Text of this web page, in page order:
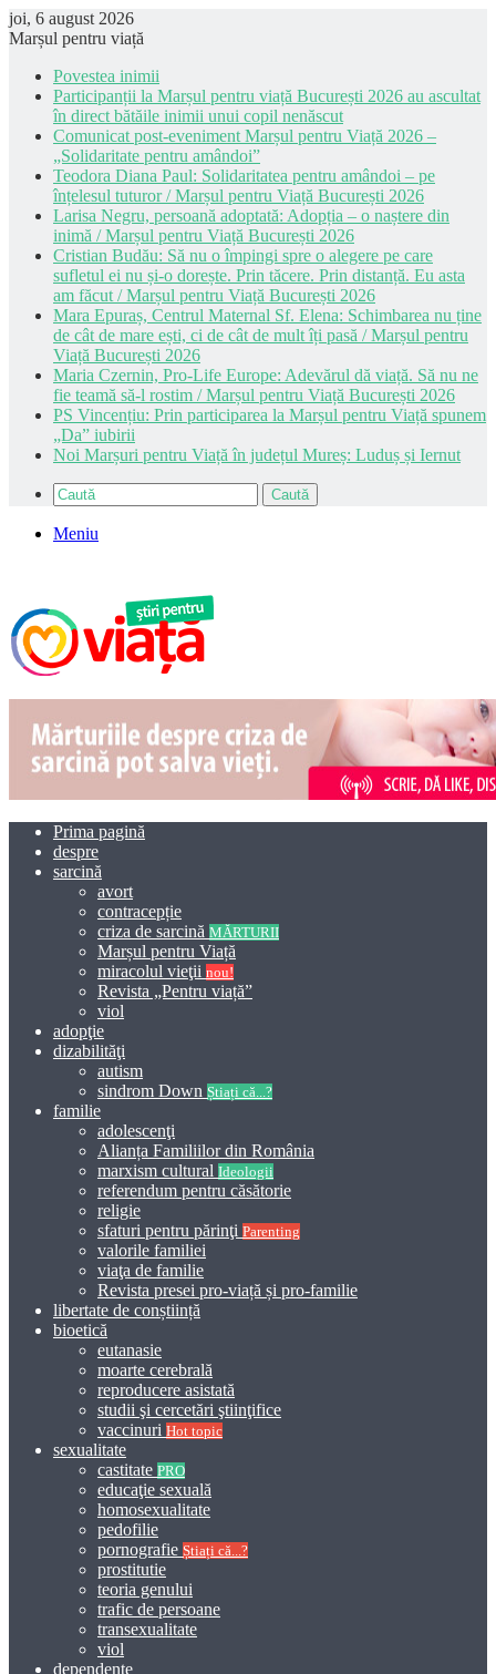
joi, 6 august 2026
Marșul pentru viață
Povestea inimii
Participanții la Marșul pentru viață București 2026 au ascultat
în direct bătăile inimii unui copil nenăscut
Comunicat post-eveniment Marșul pentru Viață 2026 –
„Solidaritate pentru amândoi”
Teodora Diana Paul: Solidaritatea pentru amândoi – pe
înțelesul tuturor / Marșul pentru Viață București 2026
Larisa Negru, persoană adoptată: Adopția – o naștere din
inimă / Marșul pentru Viață București 2026
Cristian Budău: Să nu o împingi spre o alegere pe care
sufletul ei nu și-o dorește. Prin tăcere. Prin distanță. Eu asta
am făcut / Marșul pentru Viață București 2026
Mara Epuraș, Centrul Maternal Sf. Elena: Schimbarea nu ține
de cât de mare ești, ci de cât de mult îți pasă / Marșul pentru
Viață București 2026
Maria Czernin, Pro-Life Europe: Adevărul dă viață. Să nu ne
fie teamă să-l rostim / Marșul pentru Viață București 2026
PS Vincențiu: Prin participarea la Marșul pentru Viață spunem
„Da” iubirii
Noi Marșuri pentru Viață în județul Mureș: Luduș și Iernut
Caută
Meniu
Prima pagină
despre
sarcină
avort
contracepție
criza de sarcină MĂRTURII
Marșul pentru Viață
miracolul vieţii nou!
Revista „Pentru viață”
viol
adopţie
dizabilităţi
autism
sindrom Down Știați că...?
familie
adolescenţi
Alianța Familiilor din România
marxism cultural Ideologii
referendum pentru căsătorie
religie
sfaturi pentru părinţi Parenting
valorile familiei
viaţa de familie
Revista presei pro-viață și pro-familie
libertate de conștiință
bioetică
eutanasie
moarte cerebrală
reproducere asistată
studii şi cercetări ştiinţifice
vaccinuri Hot topic
sexualitate
castitate PRO
educaţie sexuală
homosexualitate
pedofilie
pornografie Știați că...?
prostitutie
teoria genului
trafic de persoane
transexualitate
viol
dependenţe